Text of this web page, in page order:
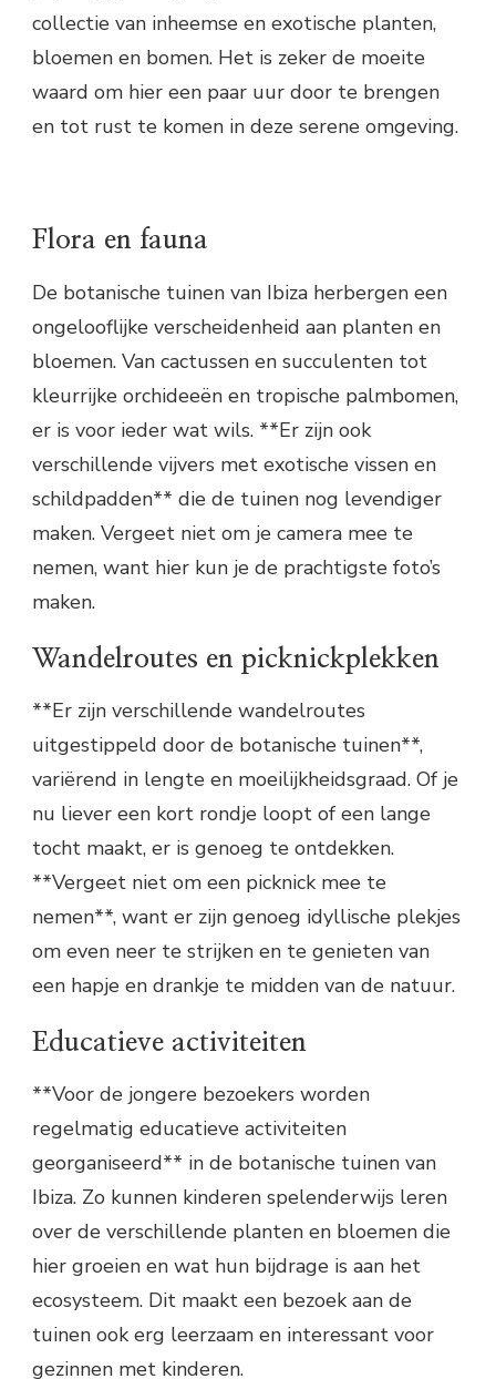
collectie van inheemse en exotische planten,
bloemen en bomen. Het is zeker de moeite
waard om hier een paar uur door te brengen
en tot rust te komen in deze serene omgeving.
Flora en fauna
De botanische tuinen van Ibiza herbergen een
ongelooflijke verscheidenheid aan planten en
bloemen. Van cactussen en succulenten tot
kleurrijke orchideeën en tropische palmbomen,
er is voor ieder wat wils. **Er zijn ook
verschillende vijvers met exotische vissen en
schildpadden** die de tuinen nog levendiger
maken. Vergeet niet om je camera mee te
nemen, want hier kun je de prachtigste foto’s
maken.
Wandelroutes en picknickplekken
**Er zijn verschillende wandelroutes
uitgestippeld door de botanische tuinen**,
variërend in lengte en moeilijkheidsgraad. Of je
nu liever een kort rondje loopt of een lange
tocht maakt, er is genoeg te ontdekken.
**Vergeet niet om een picknick mee te
nemen**, want er zijn genoeg idyllische plekjes
om even neer te strijken en te genieten van
een hapje en drankje te midden van de natuur.
Educatieve activiteiten
**Voor de jongere bezoekers worden
regelmatig educatieve activiteiten
georganiseerd** in de botanische tuinen van
Ibiza. Zo kunnen kinderen spelenderwijs leren
over de verschillende planten en bloemen die
hier groeien en wat hun bijdrage is aan het
ecosysteem. Dit maakt een bezoek aan de
tuinen ook erg leerzaam en interessant voor
gezinnen met kinderen.